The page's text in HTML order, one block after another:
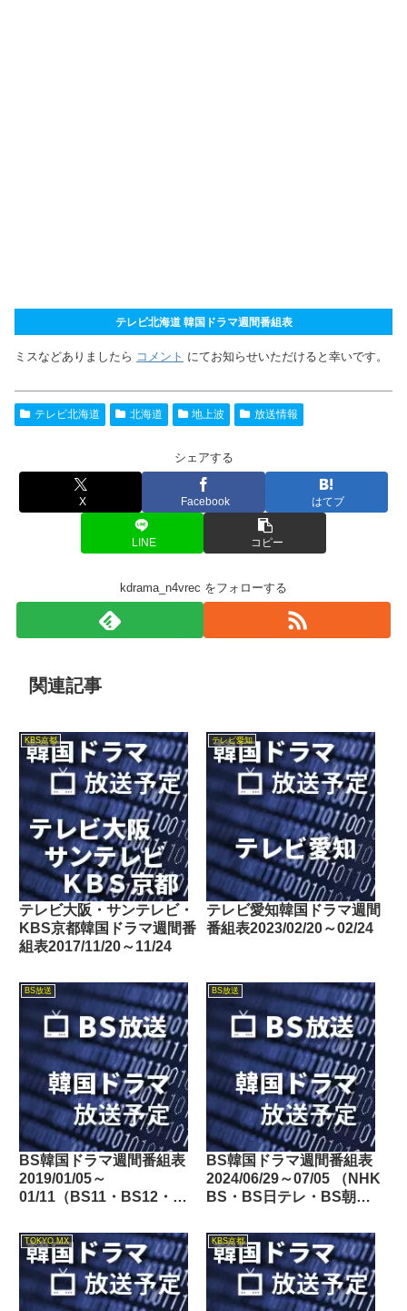
テレビ北海道 韓国ドラマ週間番組表
ミスなどありましたら コメント にてお知らせいただけると幸いです。
テレビ北海道 北海道 地上波 放送情報
シェアする
X Facebook はてブ
LINE コピー
kdrama_n4vrec をフォローする
関連記事
KBS京都
テレビ大阪・サンテレビ・
KBS京都韓国ドラマ週間番
組表2017/11/20～11/24
テレビ愛知
テレビ愛知韓国ドラマ週間
番組表2023/02/20～02/24
BS放送
BS韓国ドラマ週間番組表
2019/01/05～
01/11（BS11・BS12・
BS放送
BS韓国ドラマ週間番組表
2024/06/29～07/05 （NHK
BS・BS日テレ・BS朝
東・BSフジ）
TOKYO MX KBS京都